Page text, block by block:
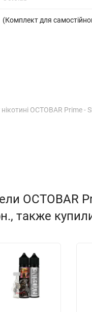
(Комплект для
OCTOBAR Prime
OCTOBAR
также